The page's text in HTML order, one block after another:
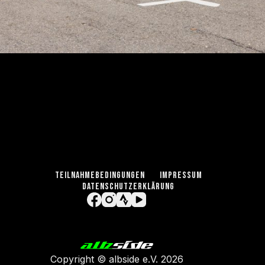
TEILNAHMEBEDINGUNGEN
IMPRESSUM
DATENSCHUTZERKLÄRUNG
Copyright © albside e.V. 2026